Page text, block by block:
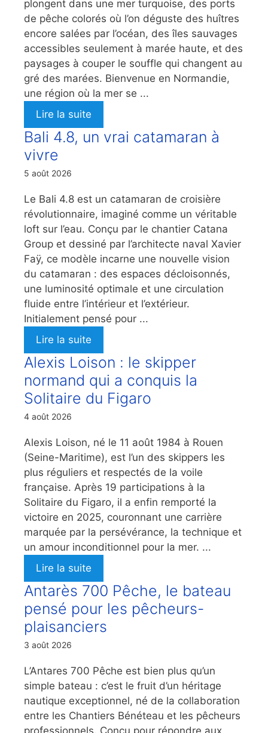
plongent dans une mer turquoise, des ports
de pêche colorés où l’on déguste des huîtres
encore salées par l’océan, des îles sauvages
accessibles seulement à marée haute, et des
paysages à couper le souffle qui changent au
gré des marées. Bienvenue en Normandie,
une région où la mer se ...
Lire la suite
Bali 4.8, un vrai catamaran à
vivre
5 août 2026
Le Bali 4.8 est un catamaran de croisière
révolutionnaire, imaginé comme un véritable
loft sur l’eau. Conçu par le chantier Catana
Group et dessiné par l’architecte naval Xavier
Faÿ, ce modèle incarne une nouvelle vision
du catamaran : des espaces décloisonnés,
une luminosité optimale et une circulation
fluide entre l’intérieur et l’extérieur.
Initialement pensé pour ...
Lire la suite
Alexis Loison : le skipper
normand qui a conquis la
Solitaire du Figaro
4 août 2026
Alexis Loison, né le 11 août 1984 à Rouen
(Seine-Maritime), est l’un des skippers les
plus réguliers et respectés de la voile
française. Après 19 participations à la
Solitaire du Figaro, il a enfin remporté la
victoire en 2025, couronnant une carrière
marquée par la persévérance, la technique et
un amour inconditionnel pour la mer. ...
Lire la suite
Antarès 700 Pêche, le bateau
pensé pour les pêcheurs-
plaisanciers
3 août 2026
L’Antares 700 Pêche est bien plus qu’un
simple bateau : c’est le fruit d’un héritage
nautique exceptionnel, né de la collaboration
entre les Chantiers Bénéteau et les pêcheurs
professionnels. Conçu pour répondre aux